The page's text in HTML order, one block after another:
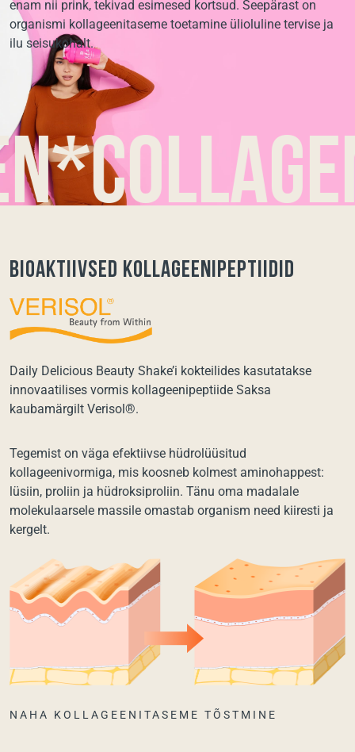
enam nii prink, tekivad esimesed kortsud. Seepärast on
organismi kollageenitaseme toetamine ülioluline tervise ja
ilu seisukohalt.
Bioaktiivsed kollageenipeptiidid
Daily Delicious Beauty Shake’i kokteilides kasutatakse
innovaatilises vormis kollageenipeptiide Saksa
kaubamärgilt Verisol®.
Tegemist on väga efektiivse hüdrolüüsitud
kollageenivormiga, mis koosneb kolmest aminohappest:
lüsiin, proliin ja hüdroksiproliin. Tänu oma madalale
molekulaarsele massile omastab organism need kiiresti ja
kergelt.
NAHA KOLLAGEENITASEME TÕSTMINE